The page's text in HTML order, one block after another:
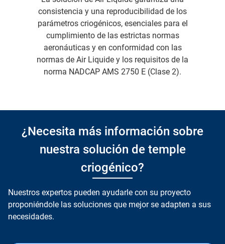
consistencia y una reproducibilidad de los
parámetros criogénicos, esenciales para el
cumplimiento de las estrictas normas
aeronáuticas y en conformidad con las
normas de Air Liquide y los requisitos de la
norma NADCAP AMS 2750 E (Clase 2).
¿Necesita más información sobre
nuestra solución de temple
criogénico?
Nuestros expertos pueden ayudarle con su proyecto
proponiéndole las soluciones que mejor se adapten a sus
necesidades.